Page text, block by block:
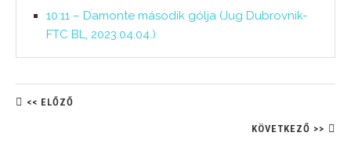
10:11 – Damonte második gólja (Jug Dubrovnik-
FTC BL, 2023.04.04.)
<< ELŐZŐ
KÖVETKEZŐ >>